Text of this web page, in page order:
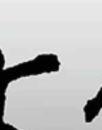
愿安排！
: